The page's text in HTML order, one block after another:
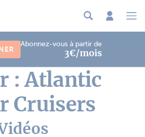
Abonnez-vous à partir de
3€/mois
: Atlantic
Cruisers